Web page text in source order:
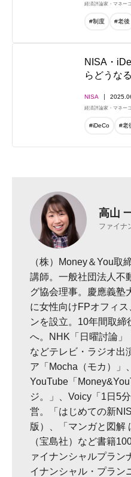
経済評論家・マネー
#制度 #老後
NISA・
らどうな
NISA
経済評論家・マネー
#iDeCo #老
高山
ファイナ
（株）Money＆You取
講師。一般社団法人不
グ協会理事。慶應義塾
に女性向けFPオフィ
ンを設立。10年間取
へ。NHK「日曜討論」
などテレビ・ラジオ出
ア「Mocha（モカ）」、
YouTube「
ジ。」、Voicy「1日5
営。「はじめての新
版）、「マンガと図解
（宝島社）など書籍
ァイナンシャルプラ
イナンシャル・プラン